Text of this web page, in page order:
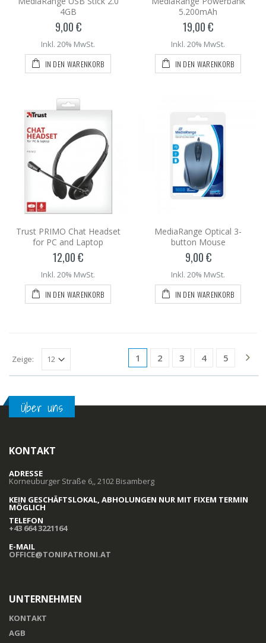
4GB
9,00 €
Inkl. 20% MwSt.
IN DEN WARENKORB
5.200mAh
19,00 €
Inkl. 20% MwSt.
IN DEN WARENKORB
Trust PRIMO Chat Headset
for PC and Laptop
12,00 €
Inkl. 20% MwSt.
IN DEN WARENKORB
MediaRange Optical 3-
button Mouse
9,00 €
Inkl. 20% MwSt.
IN DEN WARENKORB
1 2 3 4 5
Zeige:
Über uns
KONTAKT
ADRESSE
Korneuburger Straße 6,, 2102 Bisamberg
KEIN GESCHÄFTSLOKAL, ABHOLUNGEN NUR MIT FIXEM TERMIN
MÖGLICH
TELEFON
+43 664 3221164
E-MAIL
OFFICE@TONIPATRONI.AT
UNTERNEHMEN
KONTAKT
AGB